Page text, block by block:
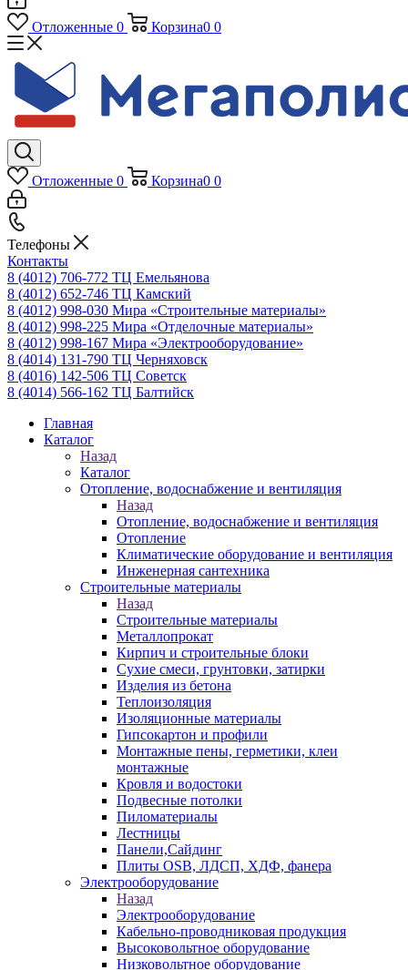
Отложенные 0 Корзина0 0
Отложенные 0 Корзина0 0
Телефоны
Контакты
8 (4012) 706-772 ТЦ Емельянова
8 (4012) 652-746 ТЦ Камский
8 (4012) 998-030 Мира «Строительные материалы»
8 (4012) 998-225 Мира «Отделочные материалы»
8 (4012) 998-167 Мира «Электрооборудование»
8 (4014) 131-790 ТЦ Черняховск
8 (4016) 142-506 ТЦ Советск
8 (4014) 566-162 ТЦ Балтийск
Главная
Каталог
Назад
Каталог
Отопление, водоснабжение и вентиляция
Назад
Отопление, водоснабжение и вентиляция
Отопление
Климатические оборудование и вентиляция
Инженерная сантехника
Строительные материалы
Назад
Строительные материалы
Металлопрокат
Кирпич и строительные блоки
Сухие смеси, грунтовки, затирки
Изделия из бетона
Теплоизоляция
Изоляционные материалы
Гипсокартон и профили
Монтажные пены, герметики, клеи
монтажные
Кровля и водостоки
Подвесные потолки
Пиломатериалы
Лестницы
Панели,Сайдинг
Плиты OSB, ЛДСП, ХДФ, фанера
Электрооборудование
Назад
Электрооборудование
Кабельно-проводниковая продукция
Высоковольтное оборудование
Низковольтное оборудование